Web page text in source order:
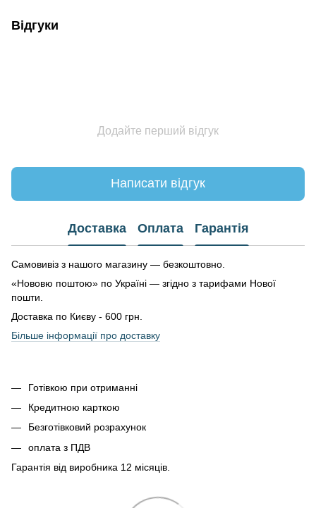
Відгуки
Додайте перший відгук
Написати відгук
Доставка Оплата Гарантія
Самовивіз з нашого магазину — безкоштовно.
«Нововю поштою» по Україні — згідно з тарифами Нової
пошти.
Доставка по Києву - 600 грн.
Більше інформації про доставку
Готівкою при отриманні
Кредитною карткою
Безготівковий розрахунок
оплата з ПДВ
Гарантія від виробника 12 місяців.